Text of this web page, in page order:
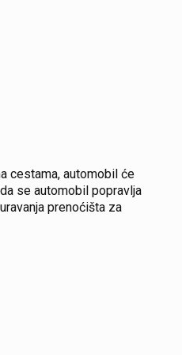
cestama, automobil će
se automobil popravlja
prenoćišta za